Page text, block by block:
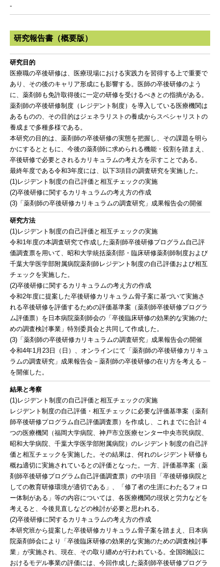
-
研究報告書（概要版）
研究目的
医療職の卒後研修は、医療現場における実践力を習得する上で重要で
あり、その後のキャリア形成にも影響する。医師の卒後研修のよう
に、薬剤師も免許取得後に一定の研修を受けるべきとの指摘がある。
薬剤師の卒後研修制度（レジデント制度）を導入している医療機関は
あるものの、その目的はジェネラリストの養成からスペシャリストの
養成まで多種多様である。
本研究の目的は、薬剤師の卒後研修の実態を把握し、その課題を明ら
かにするとともに、今後の薬剤師に求められる機能・役割を踏まえ、
卒後研修で必要とされるカリキュラムの考え方を示すことである。
最終年度である令和3年度には、以下3項目の調査研究を実施した。
(1)レジデント制度の自己評価と相互チェックの実施
(2)卒後研修に関するカリキュラムの考え方の作成
(3)「薬剤師の卒後研修カリキュラムの調査研究」成果報告会の開催
研究方法
(1)レジデント制度の自己評価と相互チェックの実施
令和1年度の本調査研究で作成した薬剤師卒後研修プログラム自己評
価調査票を用いて、昭和大学統括薬剤部・臨床研修薬剤師制度および
千葉大学医学部附属病院薬剤師レジデント制度の自己評価および相互
チェックを実施した。
(2)卒後研修に関するカリキュラムの考え方の作成
令和2年度に提案した卒後研修カリキュラム骨子案に基づいて実施さ
れる卒後研修を評価するための評価基準案（薬剤師卒後研修プログラ
ム評価票）を日本病院薬剤師会の「卒後臨床研修の効果的な実施のた
めの調査検討事業」特別委員会と共同して作成した。
(3)「薬剤師の卒後研修カリキュラムの調査研究」成果報告会の開催
令和4年1月23日（日）、オンラインにて「薬剤師の卒後研修カリキュ
ラムの調査研究」成果報告会－薬剤師の卒後研修の在り方を考える－
を開催した。
結果と考察
(1)レジデント制度の自己評価と相互チェックの実施
レジデント制度の自己評価・相互チェックに必要な評価基準案（薬剤
師卒後研修プログラム自己評価調査票）を作成し、これまでに合計４
つの医療機関（福岡大学病院、神戸市立医療センター中央市民病院、
昭和大学病院、千葉大学医学部附属病院）のレジデント制度の自己評
価と相互チェックを実施した。その結果は、何れのレジデント研修も
概ね適切に実施されているとの評価となった。一方、評価基準案（薬
剤師卒後研修プログラム自己評価調査票）の中項目「卒後研修病院と
しての教育研修環境が適切である」、「修了者の生涯にわたるフォロ
ー体制がある」等の内容については、各医療機関の現状と労力などを
考えると、今後見直しなどの検討が必要と思われる。
(2)卒後研修に関するカリキュラムの考え方の作成
本研究班から提案した卒後研修カリキュラム骨子案を踏まえ、日本病
院薬剤師会により「卒後臨床研修の効果的な実施のための調査検討事
業」が実施され、現在、その取り纏めが行われている。全国8施設に
おけるモデル事業の評価には、今回作成した薬剤師卒後研修プログラ